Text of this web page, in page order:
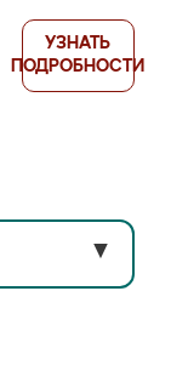
УЗНАТЬ
ПОДРОБНОСТИ
▼